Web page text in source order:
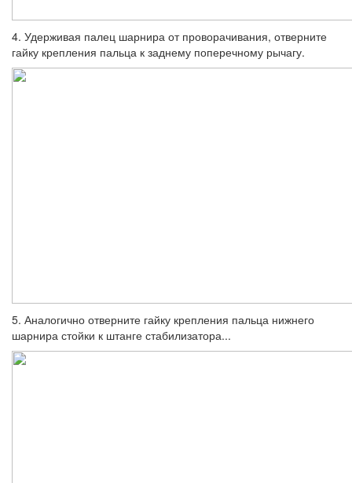
4. Удерживая палец шарнира от прово­рачивания, отверните
гайку крепления пальца к заднему поперечному рычагу.
5. Аналогично отверните гайку крепления пальца нижнего
шарнира стойки к штанге стабилизатора...